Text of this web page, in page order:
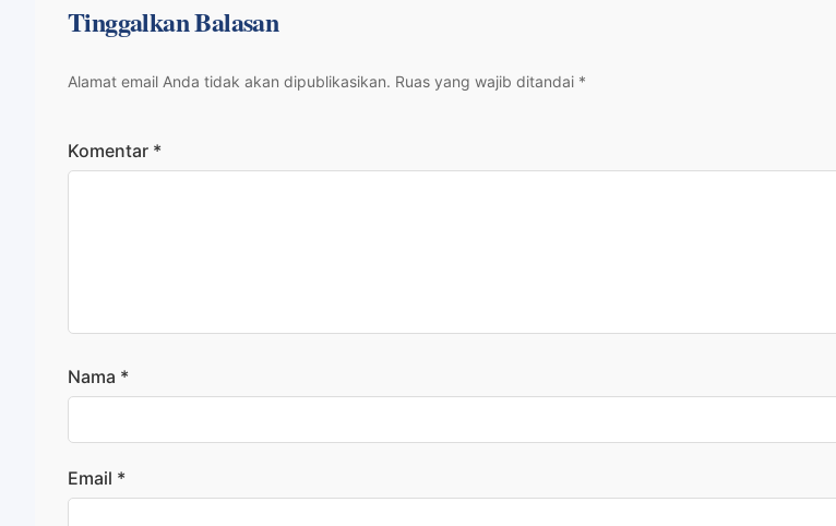
Tinggalkan Balasan
Alamat email Anda tidak akan dipublikasikan. Ruas yang wajib ditandai *
Komentar *
Nama *
Email *